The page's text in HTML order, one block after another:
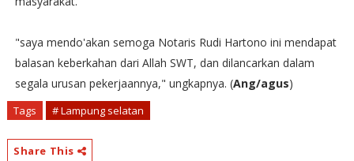
"saya mendo'akan semoga Notaris Rudi Hartono ini mendapat
balasan keberkahan dari Allah SWT, dan dilancarkan dalam
segala urusan pekerjaannya," ungkapnya. (Ang/agus)
Tags # Lampung selatan
Share This